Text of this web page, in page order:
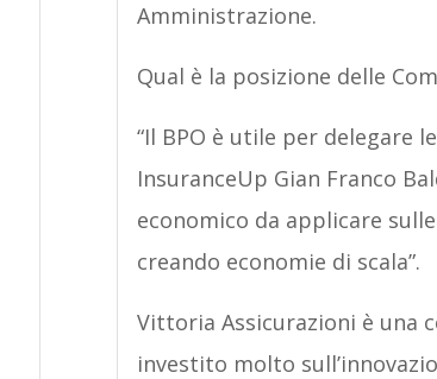
Amministrazione.
Qual è la posizione delle
“Il BPO è utile per delegare
InsuranceUp Gian Franco
economico da applicare
creando economie di scala”.
Vittoria Assicurazioni è una
investito molto